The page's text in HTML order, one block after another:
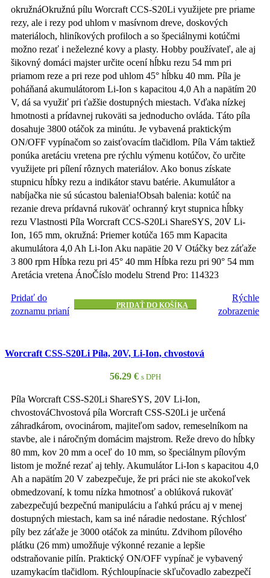
okružnáOkružnú pílu Worcraft CCS-S20Li využijete pre priame
rezy, ale i rezy pod uhlom v masívnom dreve, doskových
materiáloch, hliníkových profiloch a so špeciálnymi kotúčmi
možno rezať i neželezné kovy a plasty. Hobby používateľ, ale aj
šikovný domáci majster určite ocení hĺbku rezu 54 mm pri
priamom reze a pri reze pod uhlom 45° hĺbku 40 mm. Píla je
poháňaná akumulátorom Li-Ion s kapacitou 4,0 Ah a napätím 20
V, dá sa využiť pri ťažšie dostupných miestach. Vďaka nízkej
hmotnosti a prídavnej rukoväti sa jednoducho ovláda. Táto píla
dosahuje 3800 otáčok za minútu. Je vybavená praktickým
ON/OFF vypínačom so zaisťovacím tlačidlom. Píla Vám taktiež
ponúka aretáciu vretena pre rýchlu výmenu kotúčov, čo určite
využijete pri pílení rôznych materiálov. Ako bonus získate
stupnicu hĺbky rezu a indikátor stavu batérie. Akumulátor a
nabíjačka nie sú súcastou balenia!Obsah balenia: kotúč na
rezanie dreva prídavná rukoväť ochranný kryt stupnica hĺbky
rezu Vlastnosti Píla Worcraft CCS-S20Li ShareSYS, 20V Li-
Ion, 165 mm, okružná: Priemer kotúča 165 mm Kapacita
akumulátora 4,0 Ah Li-Ion Aku napätie 20 V Otáčky bez záťaže
3 800 rpm Hĺbka rezu pri 45° 40 mm Hĺbka rezu pri 90° 54 mm
Aretácia vretena ÁnoČíslo modelu Strend Pro: 114323
Pridať do
zoznamu prianí
PRIDAŤ DO KOŠÍKA
Rýchle
zobrazenie
Worcraft CSS-S20Li Píla, 20V, Li-Ion, chvostová
56.29 € s DPH
Píla Worcraft CSS-S20Li ShareSYS, 20V Li-Ion,
chvostováChvostová píla Worcraft CSS-S20Li je určená
záhradkárom, ovocinárom, majiteľom sadov, remeselníkom na
stavbe, ale i náročným domácim majstrom. Reže drevo do hĺbky
80 mm, kov 20 mm a oceľ do 10 mm, so špeciálnym pílovým
listom je možné rezať aj tehly. Akumulátor Li-Ion s kapacitou 4,0
Ah a napätím 20 V zabezpečuje, že pri práci nie ste akokoľvek
obmedzovaní, k tomu nízka hmotnosť a oblúková rukoväť
zabezpečujú bezpečnú manipuláciu a ľahkú prácu aj v menej
dostupných miestach, kam sa iné náradie nedostane. Rýchlosť
píly bez záťaže je 3000 otáčok za minútu. Zdvihom pílového
plátku (26 mm) umožňuje výkonné rezanie a lepšie
odstraňovanie pilín. Praktický ON/OFF vypínač je vybavený
uzamykacím tlačidlom. Rýchloupínacie skľučovadlo zabezpečí